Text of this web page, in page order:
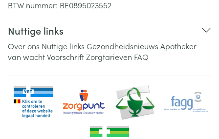
BTW nummer: BE0895023552
Nuttige links
Over ons Nuttige links Gezondheidsnieuws Apotheker
van wachtVoorschriftZorgtarieven FAQ